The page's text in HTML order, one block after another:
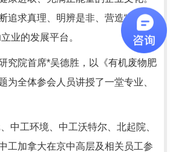
追求真理、明辨是非、营造“风清气
业的发展平台。
究院首席*吴德胜，以《有机废物肥
为全体参会人员讲授了一堂专业、
中工环境、中工沃特尔、北起院、
工加拿大在京中高层及相关员工参